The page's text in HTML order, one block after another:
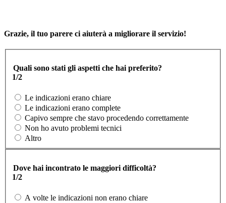
Grazie, il tuo parere ci aiuterà a migliorare il servizio!
Quali sono stati gli aspetti che hai preferito?
1/2
Le indicazioni erano chiare
Le indicazioni erano complete
Capivo sempre che stavo procedendo correttamente
Non ho avuto problemi tecnici
Altro
Dove hai incontrato le maggiori difficoltà?
1/2
A volte le indicazioni non erano chiare